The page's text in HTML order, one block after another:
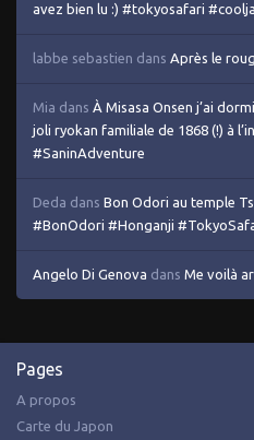
avez bien lu :) #tokyosafari
labbe sebastien dans Après le
Mia dans À Misasa Onsen j’ai
joli ryokan familiale de 1868 (!) à
#SaninAdventure
Deda dans Bon Odori au temple
#BonOdori #Honganji
Angelo Di Genova dans Me voilà
Pages
A propos
Carte du Japon